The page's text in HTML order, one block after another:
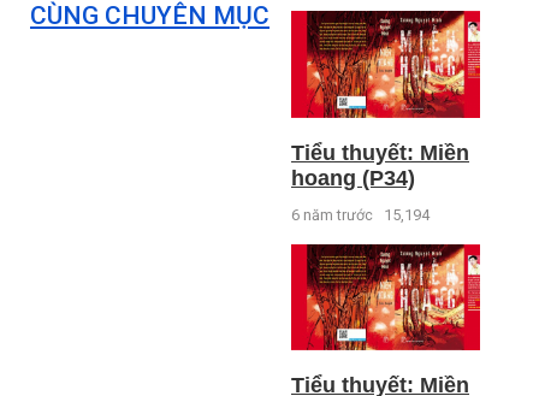
CÙNG CHUYÊN MỤC
Tiểu thuyết: Miền
hoang (P34)
6 năm trước 15,194
Tiểu thuyết: Miền